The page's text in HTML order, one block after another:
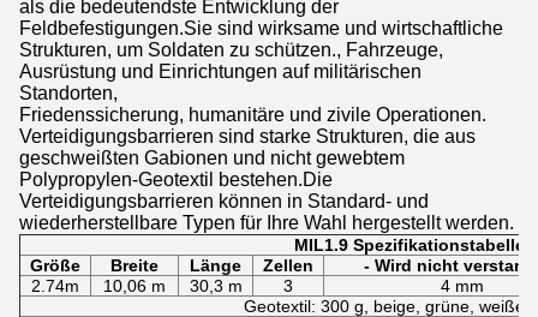
als die bedeutendste Entwicklung der
Feldbefestigungen.Sie sind wirksame und wirtschaftliche
Strukturen, um Soldaten zu schützen., Fahrzeuge,
Ausrüstung und Einrichtungen auf militärischen
Standorten,
Friedenssicherung, humanitäre und zivile Operationen.
Verteidigungsbarrieren sind starke Strukturen, die aus
geschweißten Gabionen und nicht gewebtem
Polypropylen-Geotextil bestehen.Die
Verteidigungsbarrieren können in Standard- und
wiederherstellbare Typen für Ihre Wahl hergestellt werden.
MIL1.9 Spezifikationstabelle
Größe
Breite Länge Zellen
- Wird nicht
2.74m
10,06 m 30,3 m 3
4 mm
Geotextil: 300 g, beige, grüne, weiße